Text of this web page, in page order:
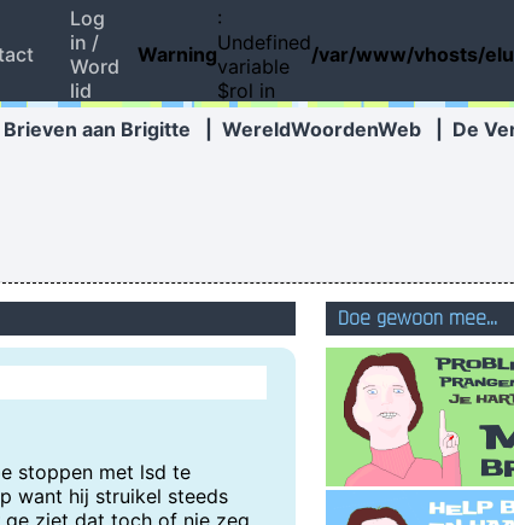
Log
in /
Word
lid
Warning
:
Undefined
variable
$rol in
/var/www/vhosts/
Brieven aan Brigitte WereldWoordenWeb
De
stoppen met lsd te
want hij struikel steeds
ge ziet dat toch of nie zeg
Doe gewoon mee...